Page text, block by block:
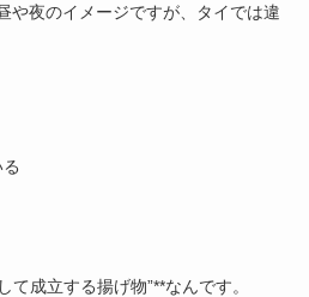
や夜のイメージですが、タイでは違
て成立する揚げ物”**なんです。